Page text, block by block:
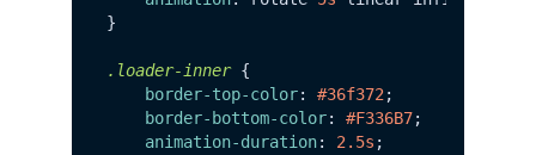
}
.loader-inner {
border-top-color: #36f372;
border-bottom-color: #F336B7;
animation-duration: 2.5s ;